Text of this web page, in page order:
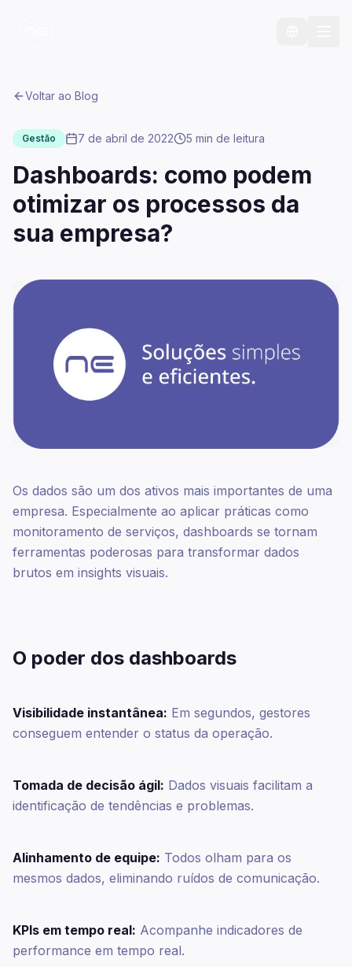
Voltar ao Blog
Gestão 7 de abril de 2022 5 min de leitura
Dashboards: como podem
otimizar os processos da
sua empresa?
Os dados são um dos ativos mais importantes de uma
empresa. Especialmente ao aplicar práticas como
monitoramento de serviços, dashboards se tornam
ferramentas poderosas para transformar dados
brutos em insights visuais.
O poder dos dashboards
Visibilidade instantânea: Em segundos, gestores
conseguem entender o status da operação.
Tomada de decisão ágil: Dados visuais facilitam a
identificação de tendências e problemas.
Alinhamento de equipe: Todos olham para os
mesmos dados, eliminando ruídos de comunicação.
KPIs em tempo real: Acompanhe indicadores de
performance em tempo real.